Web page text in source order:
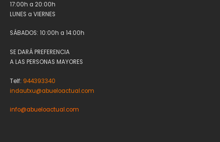
17:00h a 20:00h
LUNES a VIERNES
SÁBADOS: 10:00h a 14:00h
SE DARÁ PREFERENCIA
A LAS PERSONAS MAYORES
Telf: 944393340
indautxu@abueloactual.com
info@abueloactual.com